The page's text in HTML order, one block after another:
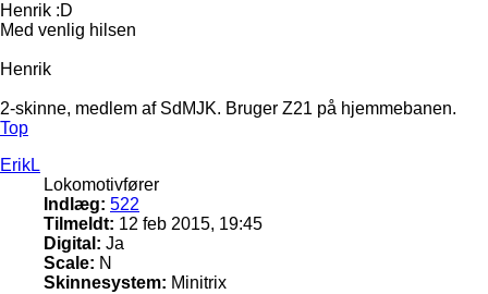
Henrik :D
Med venlig hilsen
Henrik
2-skinne, medlem af SdMJK. Bruger Z21 på hjemmebanen.
Top
ErikL
Lokomotivfører
Indlæg: 522
Tilmeldt: 12 feb 2015, 19:45
Digital: Ja
Scale: N
Skinnesystem: Minitrix